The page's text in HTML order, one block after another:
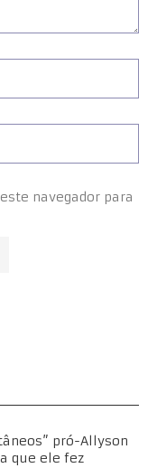
navegador para
pró-Allyson
que ele fez